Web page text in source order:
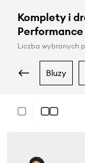
Komplety i
Performance
Liczba wybranych
bluzy